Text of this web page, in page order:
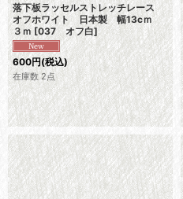
落下板ラッセルストレッチレース
オフホワイト 日本製 幅13cｍ
３ｍ [037 オフ白]
600円(税込)
在庫数 2点